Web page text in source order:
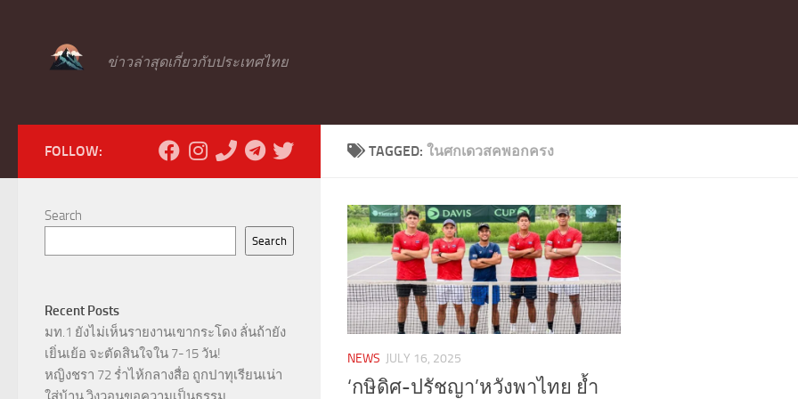
ข่าวล่าสุดเกี่ยวกับประเทศไทย
TAGGED: ในศกเดวสคพอกครง
NEWS JULY 16, 2025
‘กษิดิศ-ปรัชญา’หวังพาไทย ย้ำ
FOLLOW:
Search
Search
Recent Posts
มท.1 ยังไม่เห็นรายงานเขากระโดง ลั่นถ้ายัง
เยิ่นเย้อ จะตัดสินใจใน 7-15 วัน!
หญิงชรา 72 ร่ำไห้กลางสื่อ ถูกปาทุเรียนเน่า